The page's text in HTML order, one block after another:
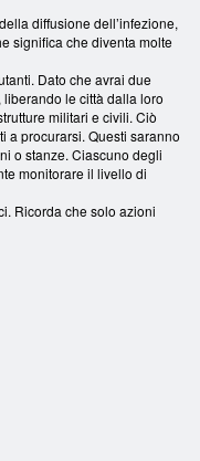
diffusione dell’infezione,
significa che diventa molte
Dato che avrai due
le città dalla loro
militari e civili. Ciò
a procurarsi. Questi saranno
o stanze. Ciascuno degli
monitorare il livello di
Ricorda che solo azioni